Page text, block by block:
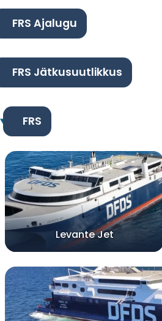
FRS Ajalugu
FRS Jätkusuutlikkus
FRS
Levante Jet